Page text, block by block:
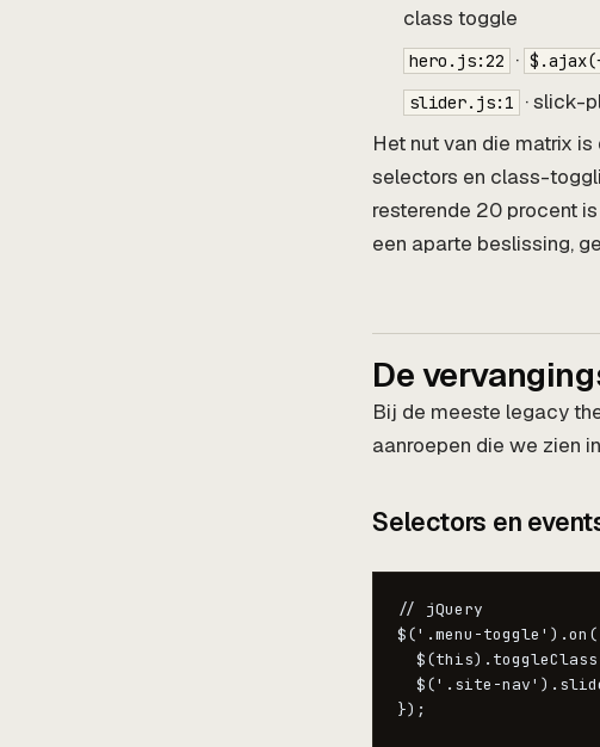
class toggle
hero.js:22 ·
slider.js:1
· slick-
Het nut van die matrix
selectors en class-
resterende 20 procent
een aparte beslissing,
De
Bij de meeste legacy
aanroepen die we zien
Selectors en
// jQuery
$('.menu-
$('.site-
});